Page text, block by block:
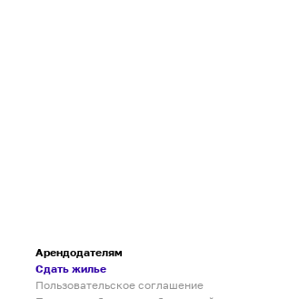
Арендодателям
Сдать жилье
Пользовательское соглашение